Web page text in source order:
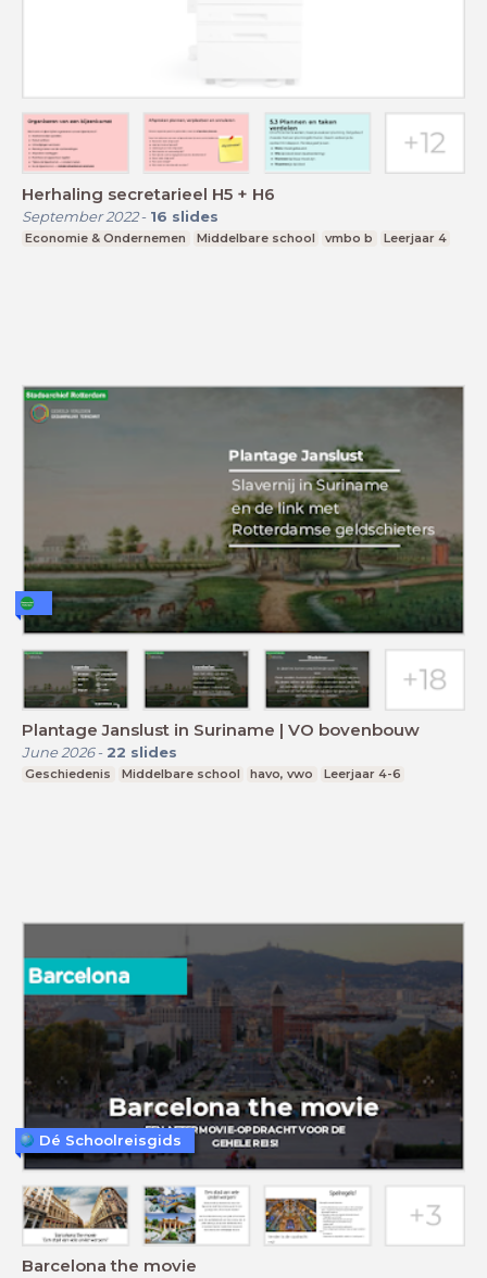
Herhaling secretarieel H5 + H6
September 2022- 16 slides
Economie & Ondernemen Middelbare school vmbo b Leerjaar 4
Plantage Janslust in Suriname | VO bovenbouw
June 2026- 22 slides
Geschiedenis Middelbare school havo, vwo Leerjaar 4-6
Barcelona the movie
Dé Schoolreisgids